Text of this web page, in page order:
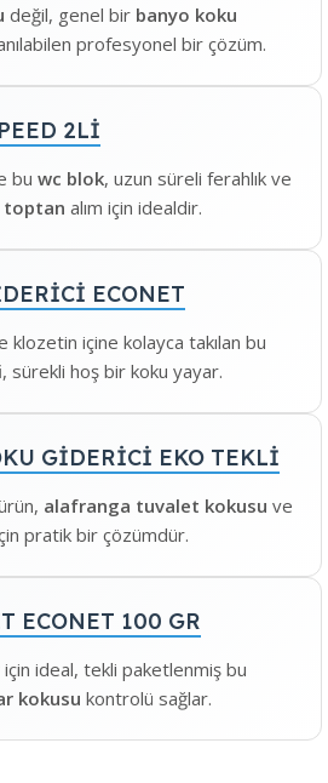
değil, genel bir banyo koku
profesyonel bir çözüm.
2Lİ
bu wc blok, uzun süreli ferahlık ve
toptan alım için idealdir.
ECONET
klozetin içine kolayca takılan bu
, sürekli hoş bir koku yayar.
GİDERİCİ EKO TEKLİ
alafranga tuvalet kokusu ve
pratik bir çözümdür.
ECONET 100 GR
ideal, tekli paketlenmiş bu
kokusu kontrolü sağlar.